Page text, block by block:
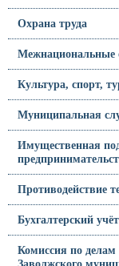
Охрана труда
Межнациональные
Культура, спорт,
Муниципальная
Имущественная
Противодействие
Бухгалтерский учёт
Комиссия по делам
Заволжского